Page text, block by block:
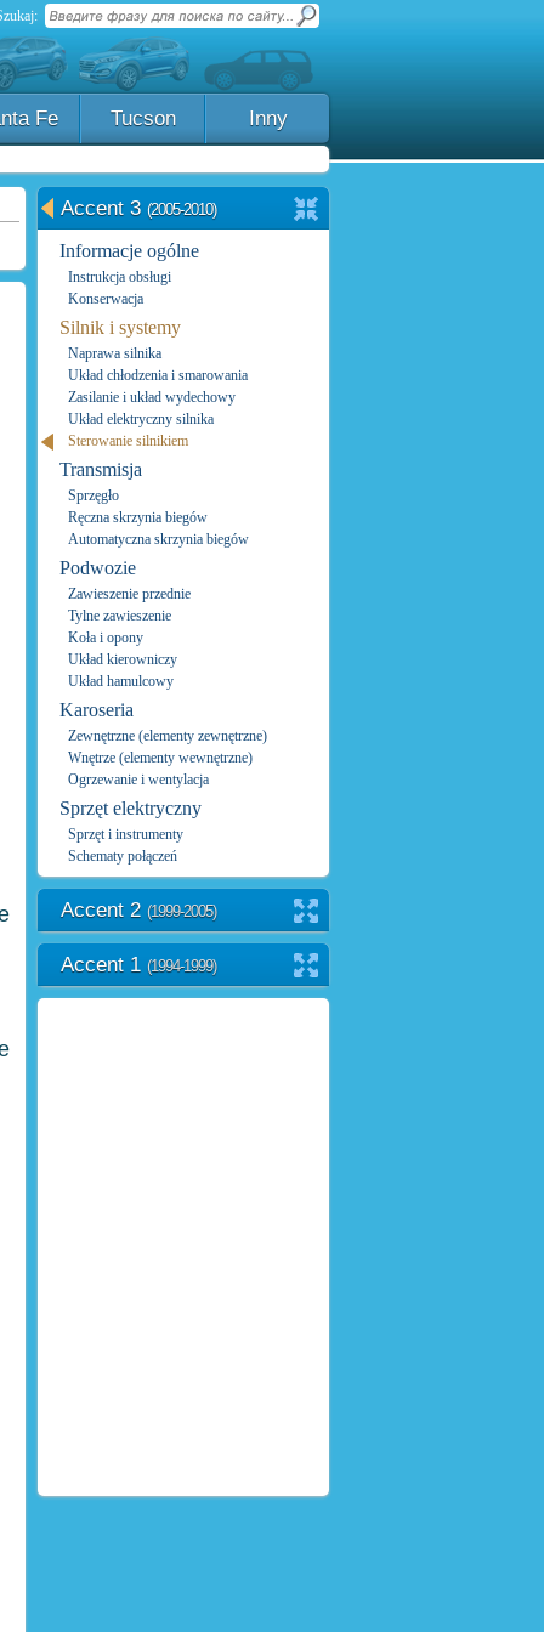
Fe Tucson Inny
Accent 3 (2005-2010)
Informacje ogólne
Instrukcja obsługi
Konserwacja
Silnik i systemy
Naprawa silnika
Układ chłodzenia i smarowania
Zasilanie i układ wydechowy
Układ elektryczny silnika
Sterowanie silnikiem
Transmisja
Sprzęgło
Ręczna skrzynia biegów
Automatyczna skrzynia biegów
Podwozie
Zawieszenie przednie
Tylne zawieszenie
Koła i opony
Układ kierowniczy
Układ hamulcowy
Karoseria
Zewnętrzne (elementy zewnętrzne)
Wnętrze (elementy wewnętrzne)
Ogrzewanie i wentylacja
Sprzęt elektryczny
Sprzęt i instrumenty
Schematy połączeń
Accent 2 (1999-2005)
Accent 1 (1994-1999)